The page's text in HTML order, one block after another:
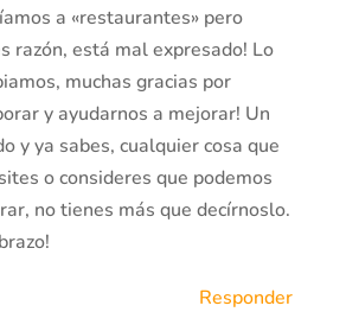
a «restaurantes» pero
razón, está mal expresado! Lo
muchas gracias por
y ayudarnos a mejorar! Un
y ya sabes, cualquier cosa que
o consideres que podemos
no tienes más que decírnoslo.
Responder